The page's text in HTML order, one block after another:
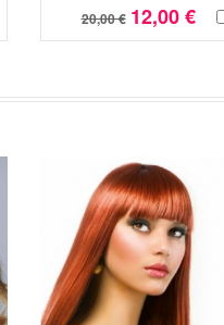
20,00 € 12,00 €